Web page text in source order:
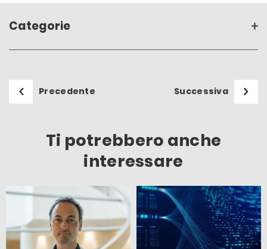
Categorie
Precedente Successiva
Ti potrebbero anche
interessare